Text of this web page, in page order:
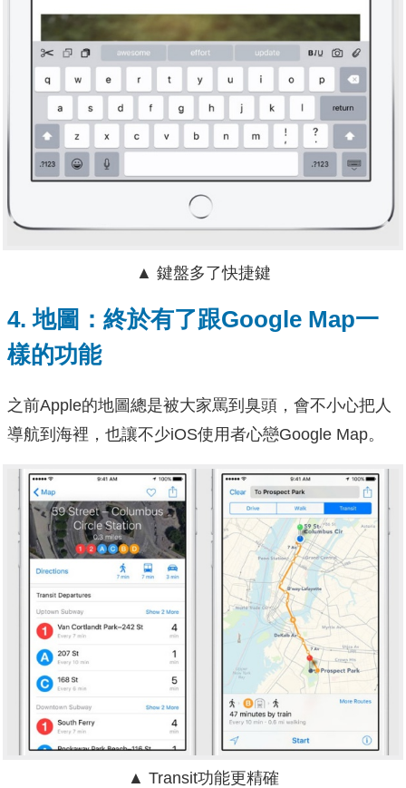
▲ 鍵盤多了快捷鍵
4. 地圖：終於有了跟Google Map一
樣的功能
之前Apple的地圖總是被大家罵到臭頭，會不小心把人
導航到海裡，也讓不少iOS使用者心戀Google Map。
▲ Transit功能更精確